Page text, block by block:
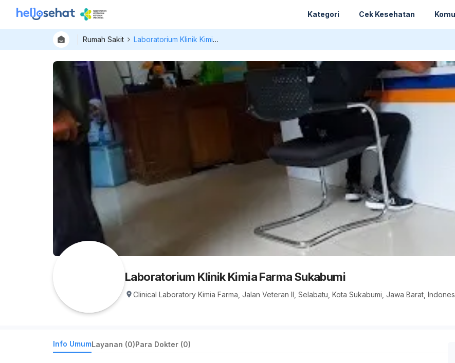
Kategori Cek Kesehatan
Rumah Sakit Laboratorium Klinik Kimia Farma Sukabumi
Laboratorium Klinik Kimia Farma Sukabumi
Clinical Laboratory Kimia Farma, Jalan Veteran II, Selabatu, Kota Sukabumi, Jawa Barat,
Info UmumLayanan (0)Para Dokter (0)